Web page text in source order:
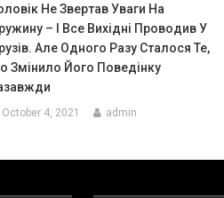
Не Звертав Уваги На
– І Все Вихідні Проводив У
Але Одного Разу Сталося Те,
Змінило Його Поведінку
October 4, 2021 admin